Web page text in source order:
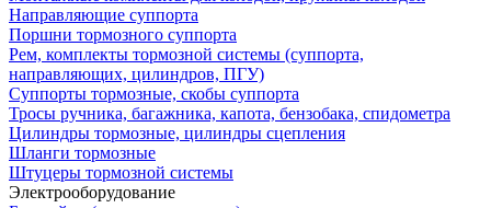
Направляющие суппорта
Поршни тормозного суппорта
Рем, комплекты тормозной системы (суппорта,
направляющих, цилиндров, ПГУ)
Суппорты тормозные, скобы суппорта
Тросы ручника, багажника, капота, бензобака, спидометра
Цилиндры тормозные, цилиндры сцепления
Шланги тормозные
Штуцеры тормозной системы
Электрооборудование